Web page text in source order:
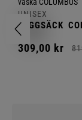
UNISEX
RYGGSÄCK
309,00 kr